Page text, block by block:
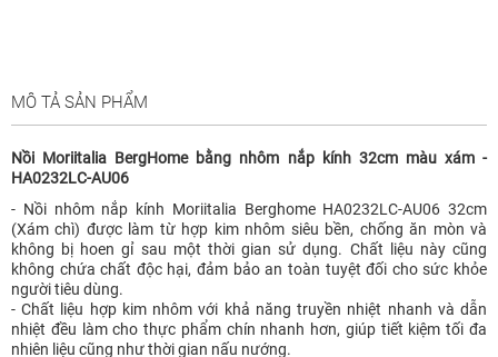
MÔ TẢ SẢN PHẨM
Nồi Moriitalia BergHome bằng nhôm nắp kính 32cm màu xám -
HA0232LC-AU06
- Nồi nhôm nắp kính Moriitalia Berghome HA0232LC-AU06 32cm
(Xám chì) được làm từ hợp kim nhôm siêu bền, chống ăn mòn và
không bị hoen gỉ sau một thời gian sử dụng. Chất liệu này cũng
không chứa chất độc hại, đảm bảo an toàn tuyệt đối cho sức khỏe
người tiêu dùng.
- Chất liệu hợp kim nhôm với khả năng truyền nhiệt nhanh và dẫn
nhiệt đều làm cho thực phẩm chín nhanh hơn, giúp tiết kiệm tối đa
nhiên liệu cũng như thời gian nấu nướng.